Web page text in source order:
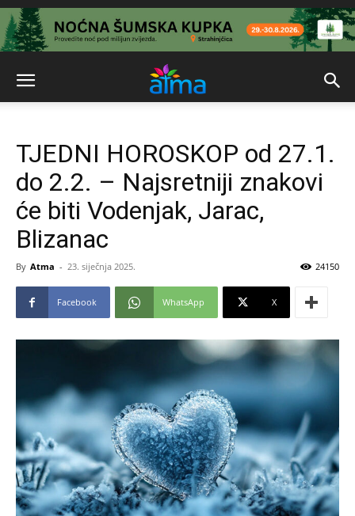
TJEDNI HOROSKOP od 27.1.
do 2.2. – Najsretniji znakovi
će biti Vodenjak, Jarac,
Blizanac
By Atma - 23. siječnja 2025. 24150
Facebook WhatsApp X